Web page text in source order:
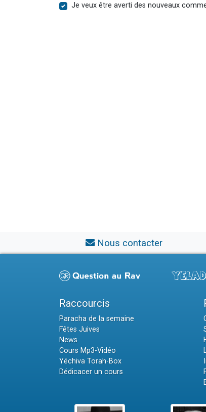
Je veux être averti des nouveaux
Nous contacter
Raccourcis
Paracha de la semaine
Fêtes Juives
News
Cours Mp3-Vidéo
Yéchiva Torah-Box
Dédicacer un cours